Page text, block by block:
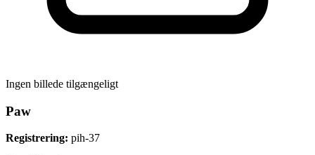
Ingen billede tilgængeligt
Paw
Registrering: pih-37